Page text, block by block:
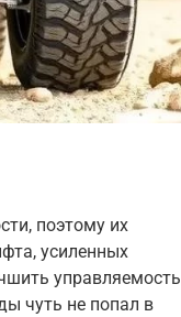
поэтому их
усиленных
управляемость
чуть не попал в